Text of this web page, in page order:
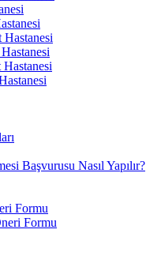
Hastanesi
Başvurusu Nasıl Yapılır?
Formu
Formu